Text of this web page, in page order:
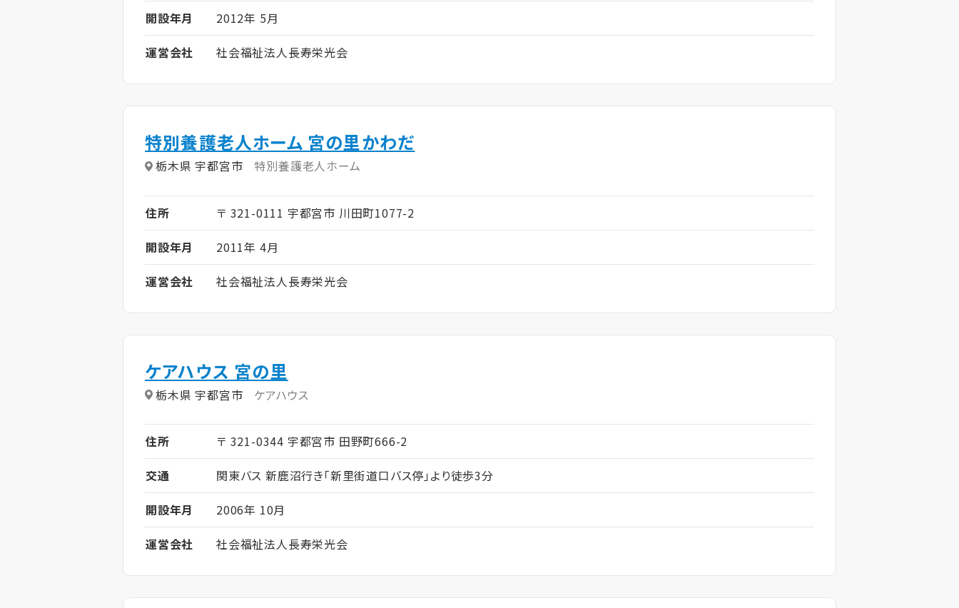
開設年月
2012年 5月
運営会社
社会福祉法人長寿栄光会
特別養護老人ホーム 宮の里かわだ
栃木県 宇都宮市 特別養護老人ホーム
住所
〒 321-0111 宇都宮市 川田町1077-2
開設年月
2011年 4月
運営会社
社会福祉法人長寿栄光会
ケアハウス 宮の里
栃木県 宇都宮市 ケアハウス
住所
〒 321-0344 宇都宮市 田野町666-2
交通
関東バス 新鹿沼行き「新里街道口バス停」より徒歩3分
開設年月
2006年 10月
運営会社
社会福祉法人長寿栄光会